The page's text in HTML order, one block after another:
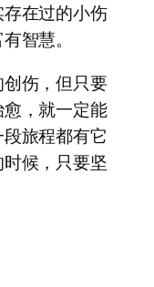
在过的小伤
智慧。
伤，但只要
，就一定能
旅程都有它
候，只要坚